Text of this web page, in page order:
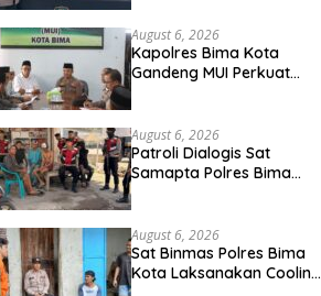
Sumbawa Barat
August 6, 2026
Kapolres Bima Kota
Gandeng MUI Perkuat
Kondusif
August 6, 2026
Patroli Dialogis Sat
Samapta Polres Bima
Gangguan Kamtibmas
August 6, 2026
Sat Binmas Polres Bima
Kota Laksanakan Cooling